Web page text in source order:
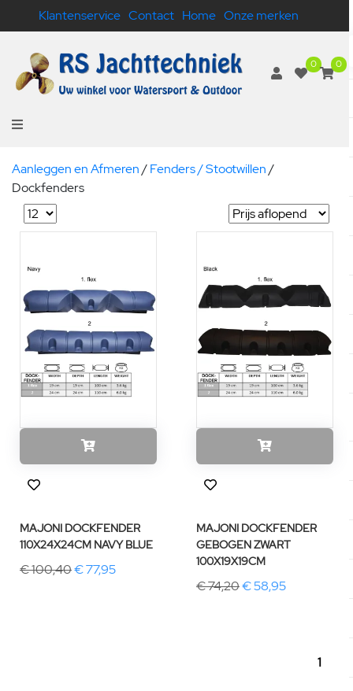
Klantenservice Contact Home Onze merken
0 0
Aanleggen en Afmeren/Fenders / Stootwillen/
Dockfenders
MAJONI DOCKFENDER
110X24X24CM NAVY BLUE
€ 100,40€ 77,95
MAJONI DOCKFENDER
GEBOGEN ZWART
100X19X19CM
€ 74,20€ 58,95
1